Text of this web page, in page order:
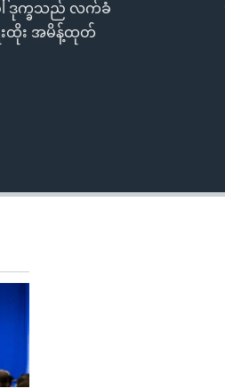
ါ် ဒုက္ခသည် လက်ခံ
းထိုး အမိန့်ထုတ်